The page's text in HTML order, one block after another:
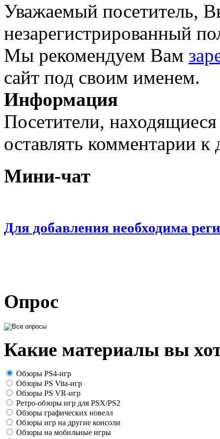
Уважаемый посетитель,
незарегистрированный
Мы рекомендуем Вам
сайт под своим именем.
Информация
Посетители,
оставлять комментарии
Мини-чат
Для добавления необходима
Опрос
Какие материалы вы
Обзоры PS4-игр
Обзоры PS Vita-игр
Обзоры PS VR-игр
Ретро-обзоры игр для PSX/PS2
Обзоры графических новелл
Обзоры игр на другие консоли
Обзоры на мобильные игры